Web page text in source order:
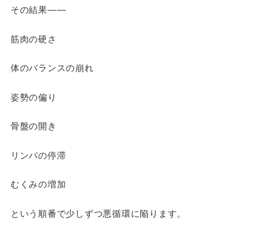
その結果――
筋肉の硬さ
体のバランスの崩れ
姿勢の偏り
骨盤の開き
リンパの停滞
むくみの増加
という順番で少しずつ悪循環に陥ります。